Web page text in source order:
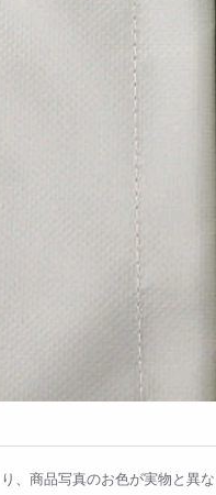
、商品写真のお色が実物と異な